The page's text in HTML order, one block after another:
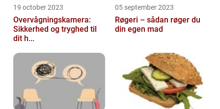
19 october 2023
Overvågningskamera:
Sikkerhed og tryghed til
dit h...
05 september 2023
Røgeri – sådan røger du
din egen mad